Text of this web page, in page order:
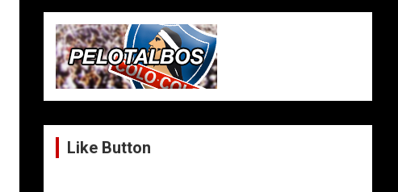
Like Button